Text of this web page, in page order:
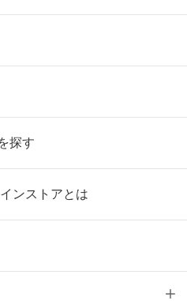
探す
ンストアとは